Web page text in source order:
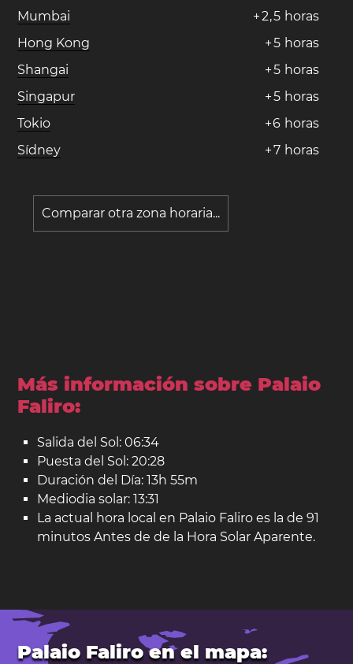
Mumbai
+2,5 horas
Hong Kong
+5 horas
Shangai
+5 horas
Singapur
+5 horas
Tokio
+6 horas
Sídney
+7 horas
Comparar otra zona horaria...
Más información sobre Palaio
Faliro:
Salida del Sol: 06:34
Puesta del Sol: 20:28
Duración del Día: 13h 55m
Mediodia solar: 13:31
La actual hora local en Palaio Faliro es la de 91
minutos Antes de de la Hora Solar Aparente.
Palaio Faliro en el mapa: